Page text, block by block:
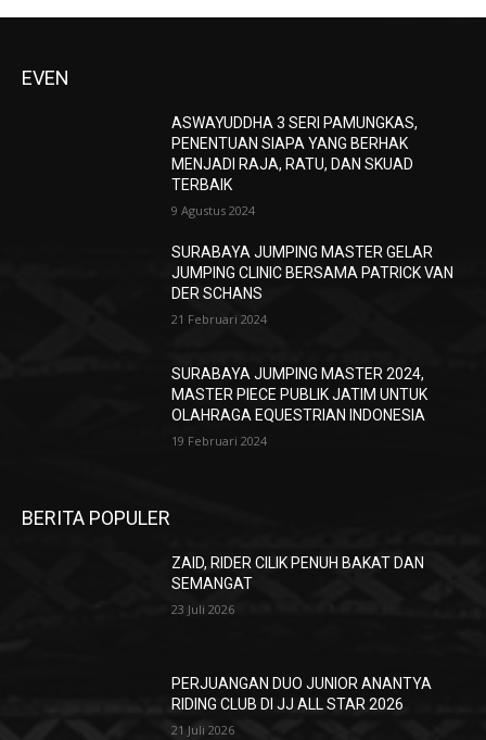
EVEN
ASWAYUDDHA 3 SERI PAMUNGKAS,
PENENTUAN SIAPA YANG BERHAK
MENJADI RAJA, RATU, DAN SKUAD
TERBAIK
9 Agustus 2024
SURABAYA JUMPING MASTER GELAR
JUMPING CLINIC BERSAMA PATRICK VAN
DER SCHANS
21 Februari 2024
SURABAYA JUMPING MASTER 2024,
MASTER PIECE PUBLIK JATIM UNTUK
OLAHRAGA EQUESTRIAN INDONESIA
19 Februari 2024
BERITA POPULER
ZAID, RIDER CILIK PENUH BAKAT DAN
SEMANGAT
23 Juli 2026
PERJUANGAN DUO JUNIOR ANANTYA
RIDING CLUB DI JJ ALL STAR 2026
21 Juli 2026